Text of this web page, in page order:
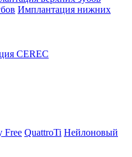
Имплантация нижних
CEREC
Free QuattroTi Нейлоновый